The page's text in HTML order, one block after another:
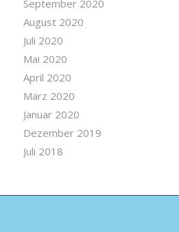
September 2020
August 2020
Juli 2020
Mai 2020
April 2020
März 2020
Januar 2020
Dezember 2019
Juli 2018